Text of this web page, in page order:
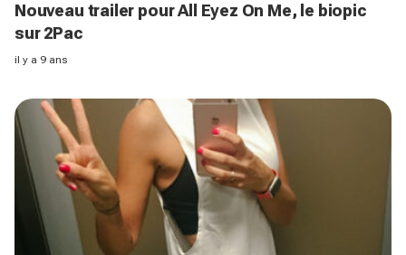
Nouveau trailer pour All Eyez On Me, le biopic
sur 2Pac
il y a 9 ans